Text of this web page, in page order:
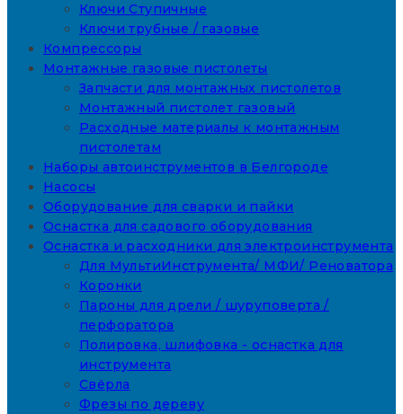
Ключи Ступичные
Ключи трубные / газовые
Компрессоры
Монтажные газовые пистолеты
Запчасти для монтажных пистолетов
Монтажный пистолет газовый
Расходные материалы к монтажным
пистолетам
Наборы автоинструментов в Белгороде
Насосы
Оборудование для сварки и пайки
Оснастка для садового оборудования
Оснастка и расходники для электроинструмента
Для МультиИнструмента/ МФИ/ Реноватора
Коронки
Пароны для дрели / шуруповерта /
перфоратора
Полировка, шлифовка - оснастка для
инструмента
Свёрла
Фрезы по дереву